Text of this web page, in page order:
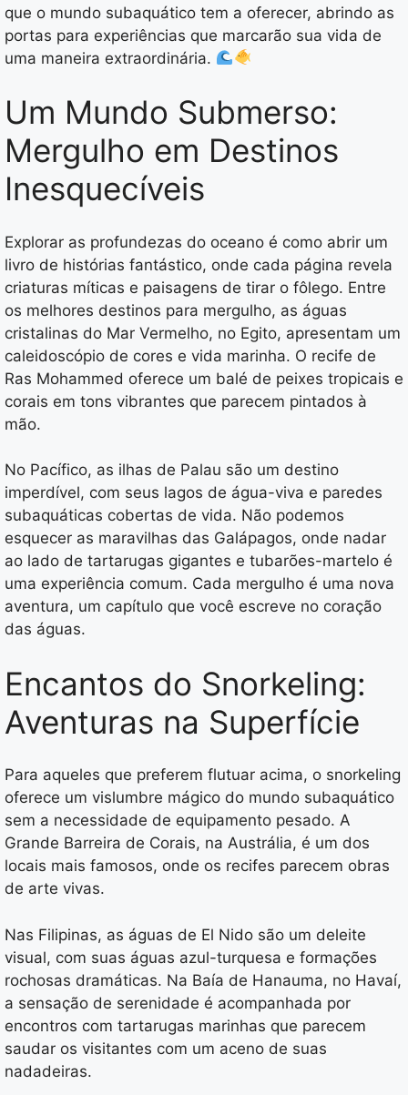
que o mundo subaquático tem a oferecer, abrindo as
portas para experiências que marcarão sua vida de
uma maneira extraordinária.
Um Mundo Submerso:
Mergulho em Destinos
Inesquecíveis
Explorar as profundezas do oceano é como abrir um
livro de histórias fantástico, onde cada página revela
criaturas míticas e paisagens de tirar o fôlego. Entre
os melhores destinos para mergulho, as águas
cristalinas do Mar Vermelho, no Egito, apresentam um
caleidoscópio de cores e vida marinha. O recife de
Ras Mohammed oferece um balé de peixes tropicais e
corais em tons vibrantes que parecem pintados à
mão.
No Pacífico, as ilhas de Palau são um destino
imperdível, com seus lagos de água-viva e paredes
subaquáticas cobertas de vida. Não podemos
esquecer as maravilhas das Galápagos, onde nadar
ao lado de tartarugas gigantes e tubarões-martelo é
uma experiência comum. Cada mergulho é uma nova
aventura, um capítulo que você escreve no coração
das águas.
Encantos do Snorkeling:
Aventuras na Superfície
Para aqueles que preferem flutuar acima, o snorkeling
oferece um vislumbre mágico do mundo subaquático
sem a necessidade de equipamento pesado. A
Grande Barreira de Corais, na Austrália, é um dos
locais mais famosos, onde os recifes parecem obras
de arte vivas.
Nas Filipinas, as águas de El Nido são um deleite
visual, com suas águas azul-turquesa e formações
rochosas dramáticas. Na Baía de Hanauma, no Havaí,
a sensação de serenidade é acompanhada por
encontros com tartarugas marinhas que parecem
saudar os visitantes com um aceno de suas
nadadeiras.